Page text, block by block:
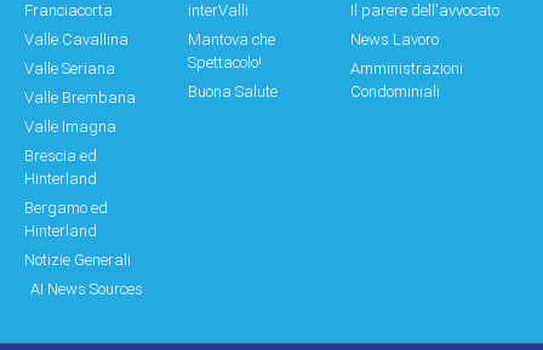
Franciacorta
Valle Cavallina
Valle Seriana
Valle Brembana
Valle Imagna
Brescia ed
Hinterland
Bergamo ed
Hinterland
Notizie Generali
AI News Sources
interValli
Mantova che
Spettacolo!
Buona Salute
Il parere dell'avvocato
News Lavoro
Amministrazioni
Condominiali